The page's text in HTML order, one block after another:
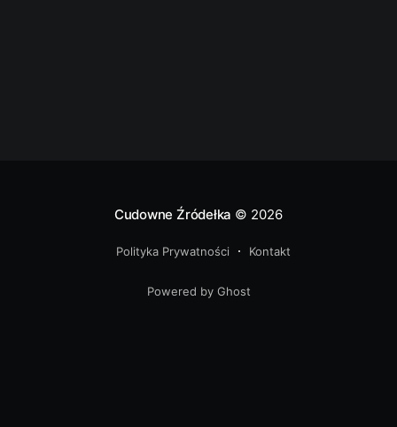
Cudowne Źródełka © 2026
Polityka Prywatności Kontakt
Powered by Ghost